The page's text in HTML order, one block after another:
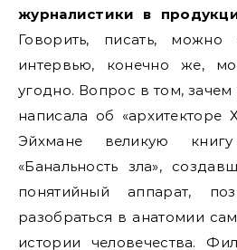
журналистики в
Говорить, писать,
интервью, конечно же,
угодно. Вопрос в том,
написала об «архитекторе
Эйхмане великую
«Банальность зла»,
понятийный аппарат,
разобраться в анатомии
истории человечества.